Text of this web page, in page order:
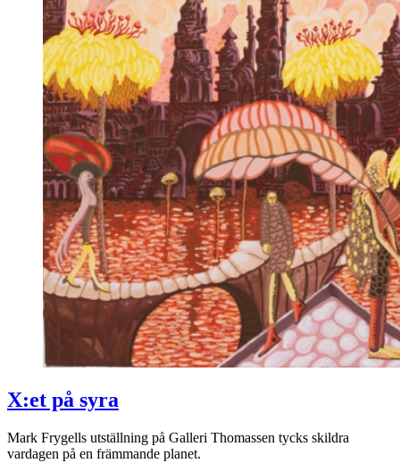
X:et på syra
Mark Frygells utställning på Galleri Thomassen tycks skildra
vardagen på en främmande planet.